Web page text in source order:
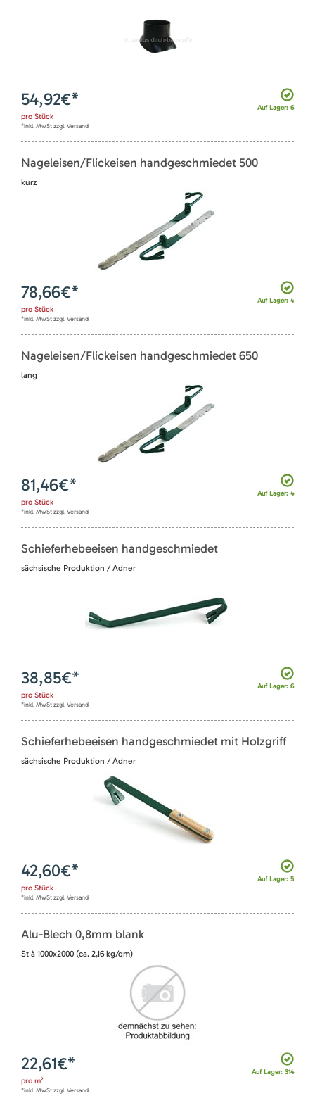
Auf Lager: 6
54,92€*
pro Stück
*inkl. MwSt zzgl. Versand
Nageleisen/Flickeisen handgeschmiedet 500
kurz
Auf Lager: 4
78,66€*
pro Stück
*inkl. MwSt zzgl. Versand
Nageleisen/Flickeisen handgeschmiedet 650
lang
Auf Lager: 4
81,46€*
pro Stück
*inkl. MwSt zzgl. Versand
Schieferhebeeisen handgeschmiedet
sächsische Produktion / Adner
Auf Lager: 6
38,85€*
pro Stück
*inkl. MwSt zzgl. Versand
Schieferhebeeisen handgeschmiedet mit Holzgriff
sächsische Produktion / Adner
Auf Lager: 5
42,60€*
pro Stück
*inkl. MwSt zzgl. Versand
Alu-Blech 0,8mm blank
St à 1000x2000 (ca. 2,16 kg/qm)
Auf Lager: 314
22,61€*
pro m²
*inkl. MwSt zzgl. Versand